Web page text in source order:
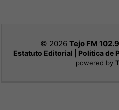
© 2026 Tejo FM
Estatuto Editorial Politica de
powered by